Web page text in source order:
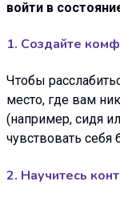
войти в
1. Создайте
Чтобы
место, где вам
(например, сидя
чувствовать себя
2. Научитесь